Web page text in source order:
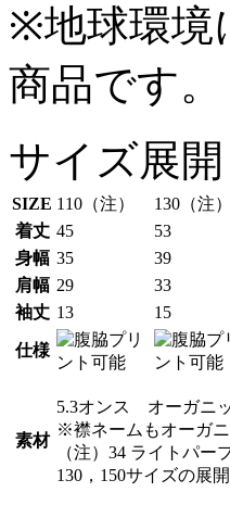
※地球環境
商品です。
サイズ展開
SIZE 110 （注） 130 （注）
着丈 45 53
身幅 35 39
肩幅 29 33
袖丈 13 15
仕様
素材
5.3オンス オーガニ
※襟ネームもオーガ
（注）34 ライトパ
130，150サイズの展